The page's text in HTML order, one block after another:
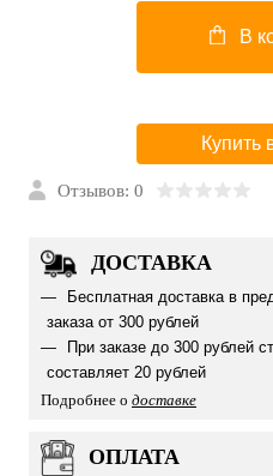
В
Купить
Отзывов: 0
ДОСТАВКА
Бесплатная доставка в
заказа от 300 рублей
При заказе до 300 рублей
составляет 20 рублей
Подробнее о доставке
ОПЛАТА